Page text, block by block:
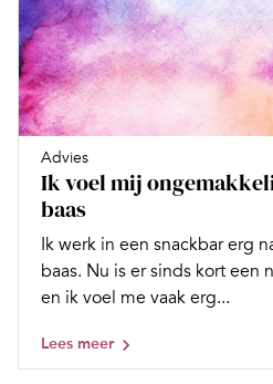
Advies
Ik voel mij
baas
Ik werk in een snackbar erg
baas. Nu is er sinds kort een
en ik voel me vaak erg...
Lees meer